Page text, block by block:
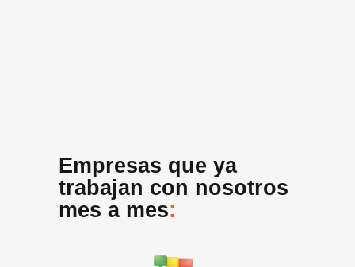
Empresas que ya
trabajan con nosotros
mes a mes: